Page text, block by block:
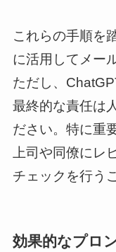
これらの手順を
に活用してメー
ただし、
最終的な責任は
ださい。特に重
上司や同僚にレ
チェックを行う
効果的なプロ